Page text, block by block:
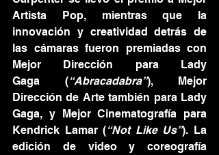
Artista Pop, mientras que la
innovación y creatividad detrás de
las cámaras fueron premiadas con
Mejor Dirección para Lady
Gaga (“Abracadabra”), Mejor
Dirección de Arte también para Lady
Gaga, y Mejor Cinematografía para
Kendrick Lamar (“Not Like Us”). La
edición de video y coreografía